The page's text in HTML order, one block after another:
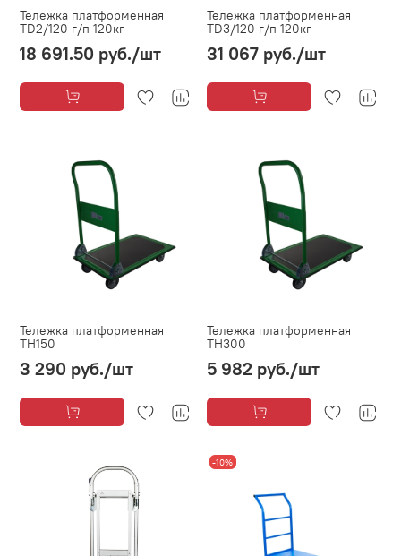
Тележка платформенная
ТD2/120 г/п 120кг
18 691.50 руб./шт
Тележка платформенная
ТD3/120 г/п 120кг
31 067 руб./шт
Тележка платформенная
ТН150
3 290 руб./шт
Тележка платформенная
ТН300
5 982 руб./шт
-10%